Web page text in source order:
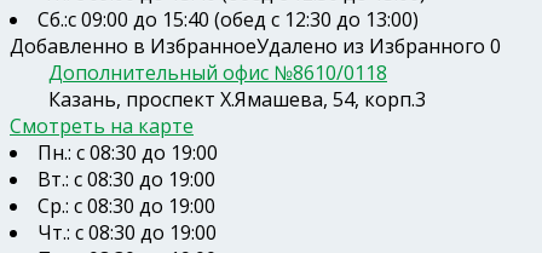
Сб.:с 09:00 до 15:40 (обед с 12:30 до 13:00)
Добавленно в ИзбранноеУдалено из Избранного 0
Дополнительный офис №8610/0118
Казань, проспект Х.Ямашева, 54, корп.3
Смотреть на карте
Пн.: с 08:30 до 19:00
Вт.: с 08:30 до 19:00
Ср.: с 08:30 до 19:00
Чт.: с 08:30 до 19:00